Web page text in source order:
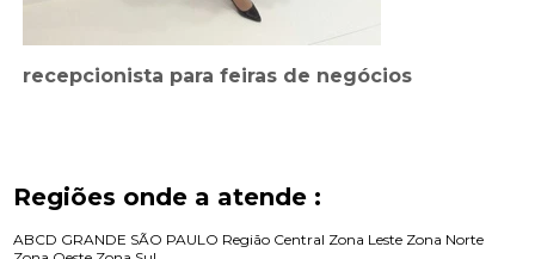
recepcionista para feiras de negócios
Regiões onde a atende :
ABCD GRANDE SÃO PAULO Região Central Zona Leste Zona Norte